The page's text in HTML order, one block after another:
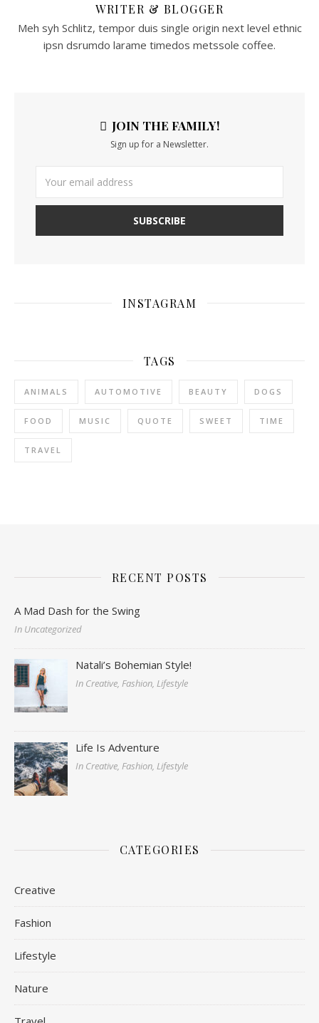
WRITER & BLOGGER
Meh syh Schlitz, tempor duis single origin next level ethnic
ipsn dsrumdo larame timedos metssole coffee.
JOIN THE FAMILY!
Sign up for a Newsletter.
INSTAGRAM
TAGS
ANIMALS AUTOMOTIVE BEAUTY DOGS
FOOD MUSIC QUOTE SWEET TIME
TRAVEL
RECENT POSTS
A Mad Dash for the Swing
In Uncategorized
Natali’s Bohemian Style!
In Creative, Fashion, Lifestyle
Life Is Adventure
In Creative, Fashion, Lifestyle
CATEGORIES
Creative
Fashion
Lifestyle
Nature